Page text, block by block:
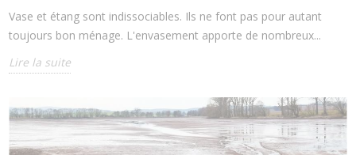
Vase et étang sont indissociables. Ils ne font pas pour autant
toujours bon ménage. L'envasement apporte de nombreux...
Lire la suite